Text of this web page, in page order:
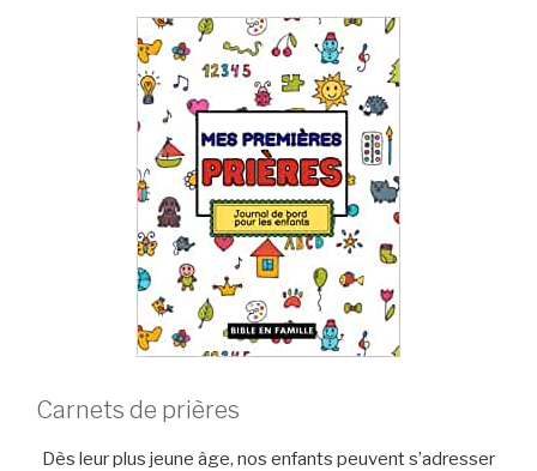
Carnets de prières
Dès leur plus jeune âge, nos enfants peuvent s’adresser